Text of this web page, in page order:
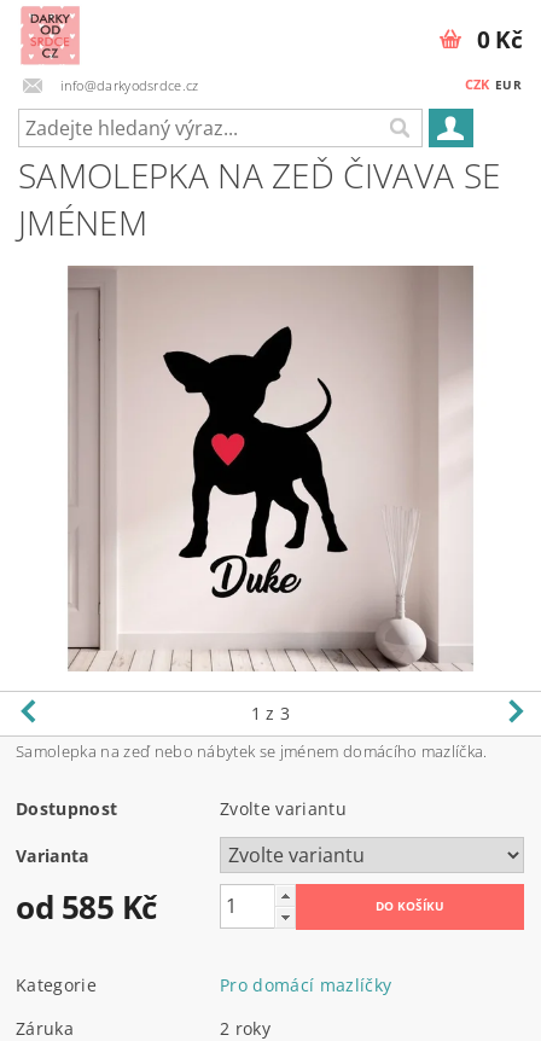
info@darkyodsrdce.cz CZK EUR
0 Kč
SAMOLEPKA NA ZEĎ ČIVAVA SE
JMÉNEM
1 z 3
Samolepka na zeď nebo nábytek se jménem domácího mazlíčka.
Dostupnost Zvolte variantu
Varianta
od 585 Kč
Kategorie
Pro domácí mazlíčky
Záruka
2 roky